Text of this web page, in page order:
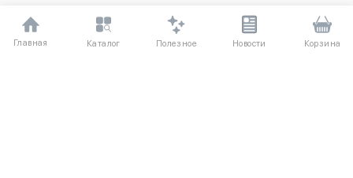
Главная Каталог Полезное Новости Корзина